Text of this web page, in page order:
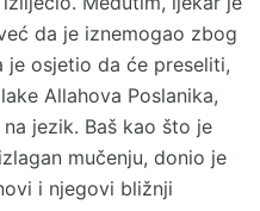
da je iznemogao zbog
je osjetio da će preseliti,
Allahova Poslanika,
jezik. Baš kao što je
mučenju, donio je
i njegovi bližnji